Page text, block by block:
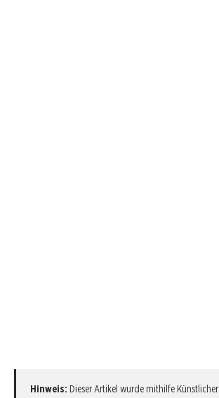
Hinweis: Dieser Artikel wurde mithilfe